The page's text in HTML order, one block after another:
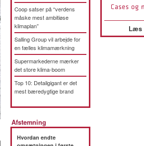
Coop satser på “verdens
måske mest ambitiøse
klimaplan”
Salling Group vil arbejde for
en fælles klimamærkning
Supermarkederne mærker
det store klima-boom
Top 10: Detailgigant er det
mest bæredygtige brand
Afstemning
Hvordan endte
Læs